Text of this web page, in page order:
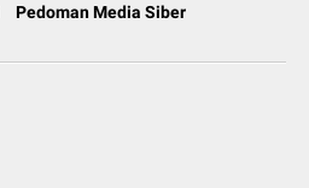
Pedoman Media Siber